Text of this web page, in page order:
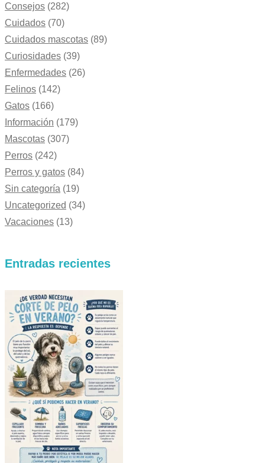
Consejos (282)
Cuidados (70)
Cuidados mascotas (89)
Curiosidades (39)
Enfermedades (26)
Felinos (142)
Gatos (166)
Información (179)
Mascotas (307)
Perros (242)
Perros y gatos (84)
Sin categoría (19)
Uncategorized (34)
Vacaciones (13)
Entradas recientes